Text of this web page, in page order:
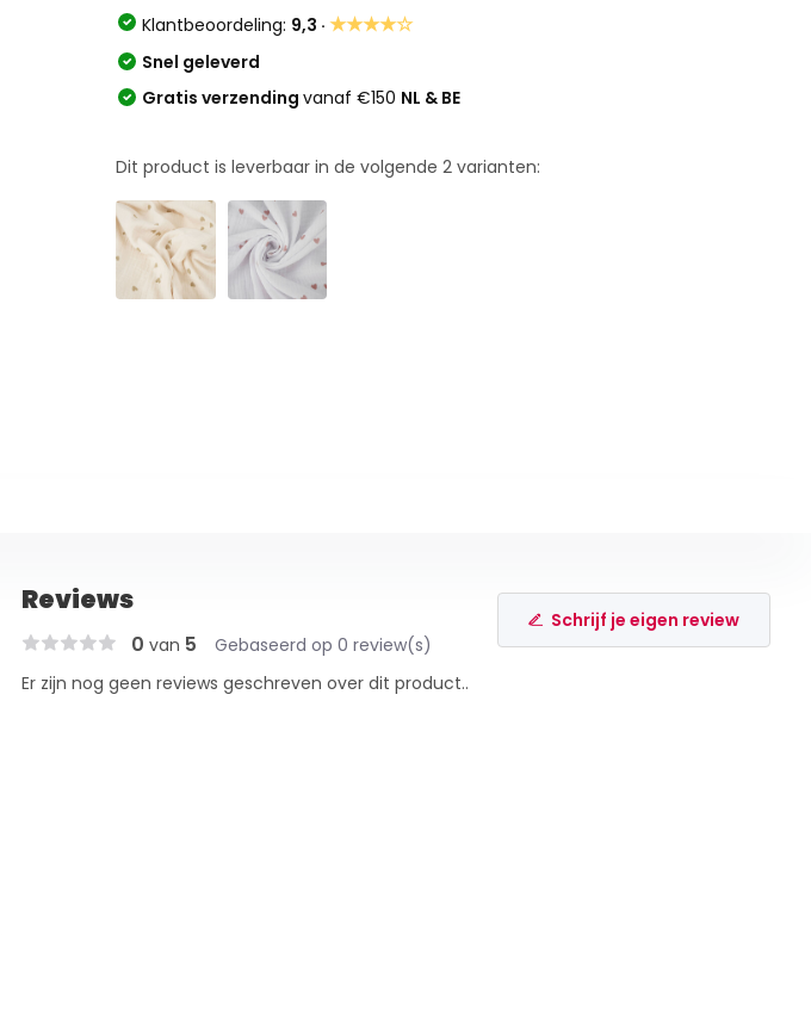
Klantbeoordeling: 9,3 ·★★★★☆
Snel geleverd
Gratis verzendingvanaf €150 NL & BE
Dit product is leverbaar in de volgende2 varianten:
Reviews
0 van 5 Gebaseerd op 0 review(s)
Schrijf je eigen review
Er zijn nog geen reviews geschreven over dit product..